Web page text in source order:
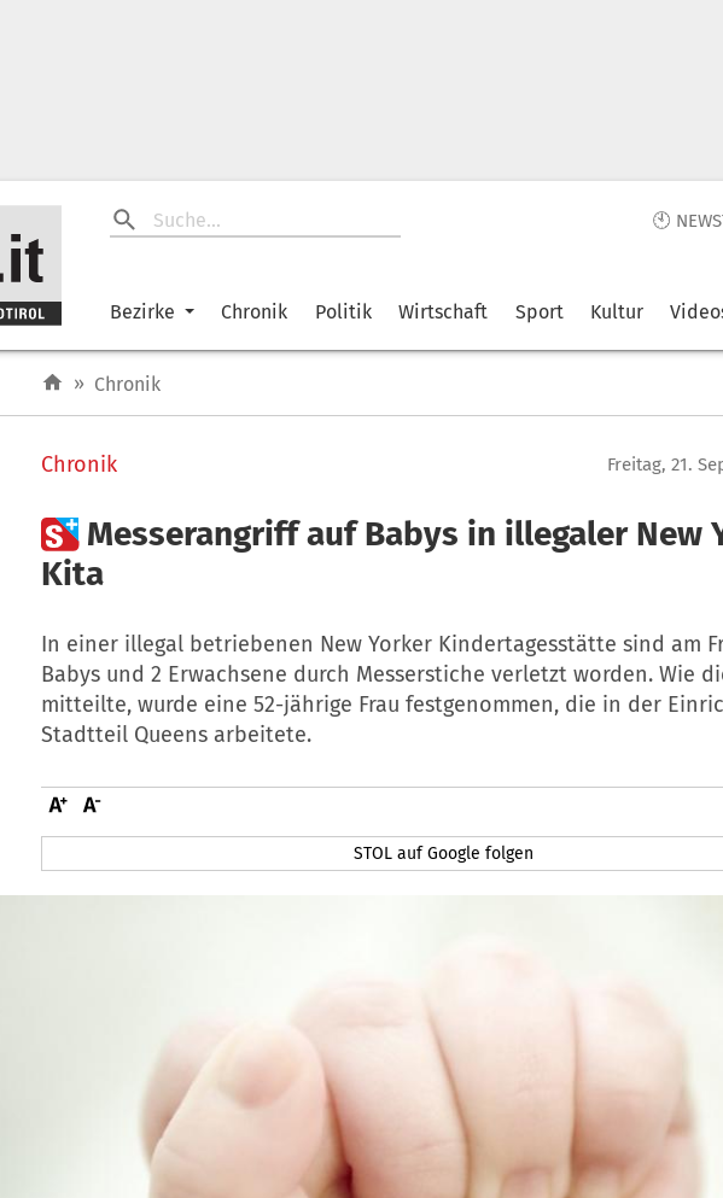
🕙
Bezirke Chronik Politik Wirtschaft Sport Kultur
» Chronik
Chronik Freitag, 21.
 Messerangriff auf Babys in illegaler New
Kita
In einer illegal betriebenen New Yorker Kindertagesstätte sind am
Babys und 2 Erwachsene durch Messerstiche verletzt worden. Wie
mitteilte, wurde eine 52-jährige Frau festgenommen, die in der
Stadtteil Queens arbeitete.
STOL auf Google folgen